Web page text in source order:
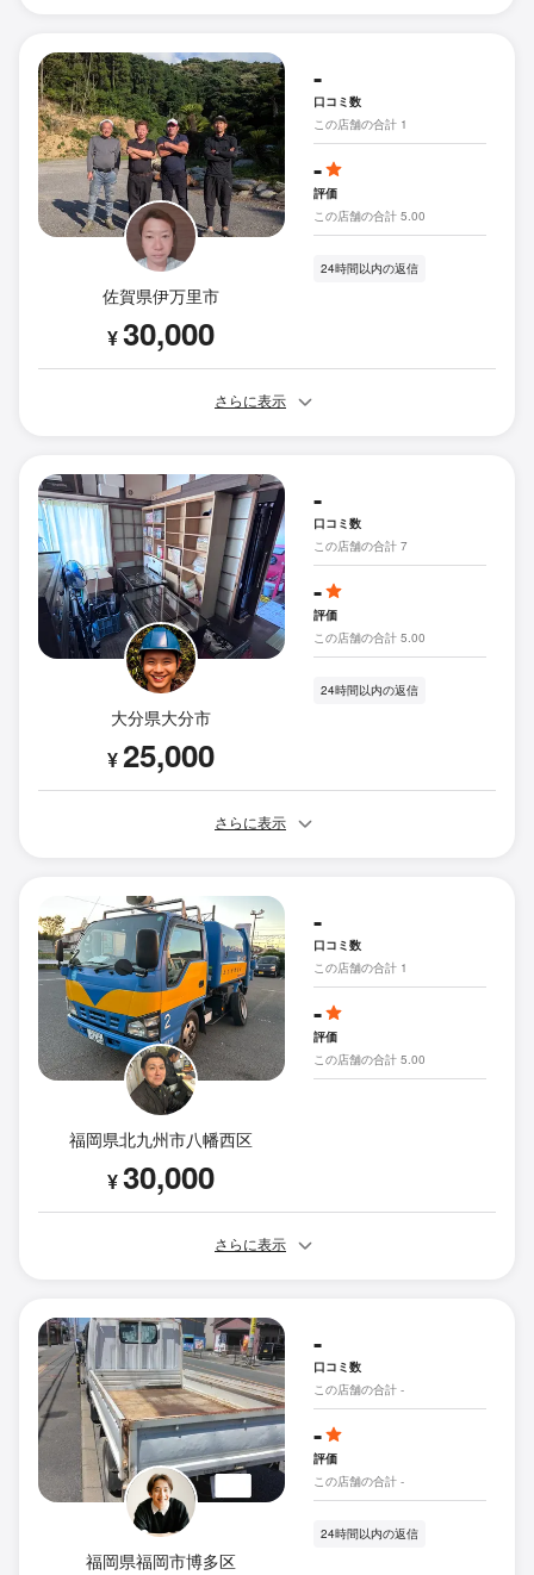
佐賀県伊万里市
¥30,000
-
口コミ数
この店舗の合計 1
-
評価
この店舗の合計 5.00
24時間以内の返信
さらに表示
大分県大分市
¥25,000
-
口コミ数
この店舗の合計 7
-
評価
この店舗の合計 5.00
24時間以内の返信
さらに表示
福岡県北九州市八幡西区
¥30,000
-
口コミ数
この店舗の合計 1
-
評価
この店舗の合計 5.00
さらに表示
福岡県福岡市博多区
-
口コミ数
この店舗の合計 -
-
評価
この店舗の合計 -
24時間以内の返信